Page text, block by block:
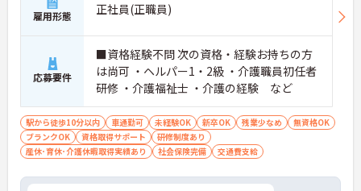
雇用形態 正社員(正職員)
応募要件
■資格経験不問 次の資格・経験お持ちの方
は尚可 ・ヘルパー1・2級 ・介護職員初任者
研修 ・介護福祉士 ・介護の経験 など
駅から徒歩10分以内 車通勤可 未経験OK 新卒OK 残業少なめ
無資格OK
ブランクOK
資格取得サポート
研修制度あり
産休･育休･介護休暇取得実績あり
社会保険完備 交通費支給